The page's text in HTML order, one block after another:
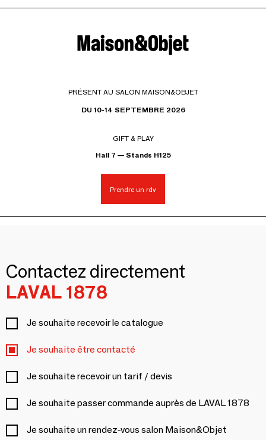
PRÉSENT AU SALON MAISON&OBJET
DU 10-14 SEPTEMBRE 2026
GIFT & PLAY
Hall 7 — Stands H125
Prendre un rdv
Contactez directement
LAVAL 1878
Je souhaite recevoir le catalogue
Je souhaite être contacté
Je souhaite recevoir un tarif / devis
Je souhaite passer commande auprès de LAVAL 1878
Je souhaite un rendez-vous salon Maison&Objet